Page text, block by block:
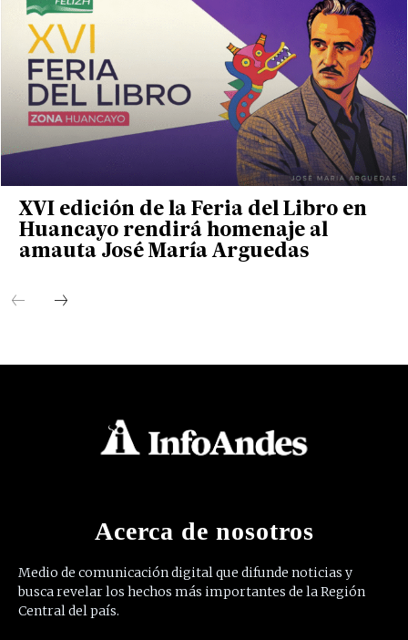
XVI edición de la Feria del Libro en
Huancayo rendirá homenaje al
amauta José María Arguedas
Acerca de nosotros
Medio de comunicación digital que difunde noticias y
busca revelar los hechos más importantes de la Región
Central del país.